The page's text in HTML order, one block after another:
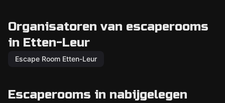
Organisatoren van escaperooms
in Etten-Leur
Escape Room Etten-Leur
Escaperooms in nabijgelegen